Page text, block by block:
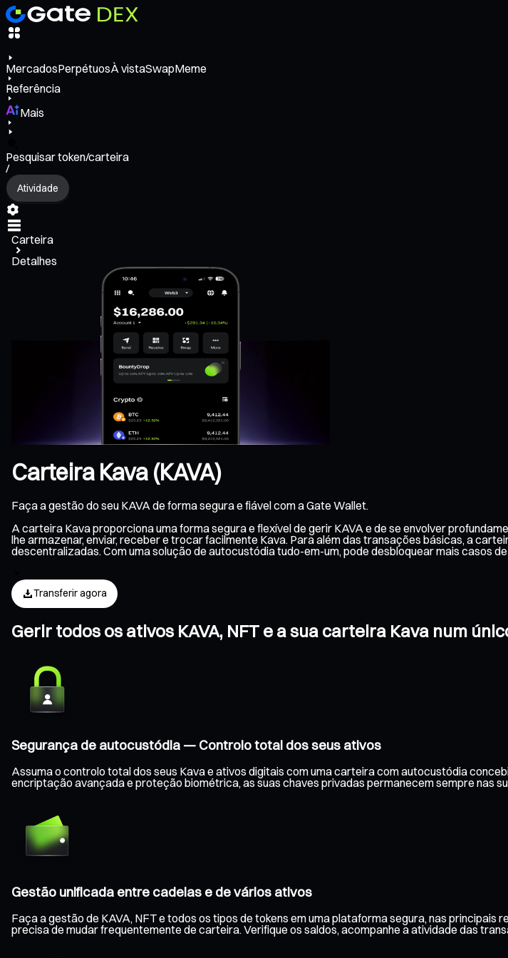
MercadosPerpétuosÀ vistaSwapMeme
Referência
Mais
Pesquisar token/carteira
/
Atividade
Carteira
Detalhes
Carteira Kava (KAVA)
Faça a gestão do seu KAVA de forma segura e fiável com a Gate Wallet.
A carteira Kava proporciona uma forma segura e flexível de gerir KAVA e de se envolver
lhe armazenar, enviar, receber e trocar facilmente Kava. Para além das transações básicas, a
descentralizadas. Com uma solução de autocustódia tudo-em-um, pode desbloquear mais casos
Transferir agora
Gerir todos os ativos KAVA, NFT e a sua carteira Kava num
Segurança de autocustódia — Controlo total dos seus ativos
Assuma o controlo total dos seus Kava e ativos digitais com uma carteira com autocustódia
encriptação avançada e proteção biométrica, as suas chaves privadas permanecem sempre nas
Gestão unificada entre cadeias e de vários ativos
Faça a gestão de KAVA, NFT e todos os tipos de tokens em uma plataforma segura, nas principais
precisa de mudar frequentemente de carteira. Verifique os saldos, acompanhe a atividade das